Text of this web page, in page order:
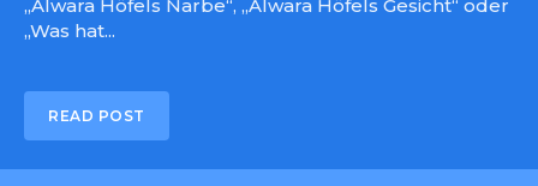
„Alwara Höfels Narbe“, „Alwara Höfels Gesicht“ oder
„Was hat...
READ POST